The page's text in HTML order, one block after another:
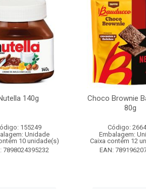
140g
155249
Unidade
10 unidade(s)
7898024395232
Choco Brownie
80g
Código:
Embalagem:
Caixa contém 12
EAN: